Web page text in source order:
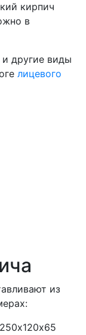
кирпич
в
другие виды
лицевого
из